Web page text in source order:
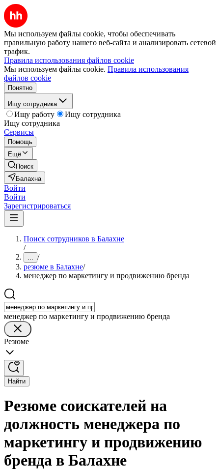
Мы используем файлы cookie, чтобы обеспечивать
правильную работу нашего веб-сайта и анализировать сетевой
трафик.
Правила использования файлов cookie
Мы используем файлы cookie. Правила использования
файлов cookie
Понятно
Ищу сотрудника
Ищу работу
Ищу сотрудника
Ищу сотрудника
Сервисы
Помощь
Ещё
Поиск
Балахна
Войти
Войти
Зарегистрироваться
Поиск сотрудников в Балахне
/
... /
резюме в Балахне/
менеджер по маркетингу и продвижению бренда
менеджер по маркетингу и продвижению бренда
Резюме
Найти
Резюме соискателей на
должность менеджера по
маркетингу и продвижению
бренда в Балахне